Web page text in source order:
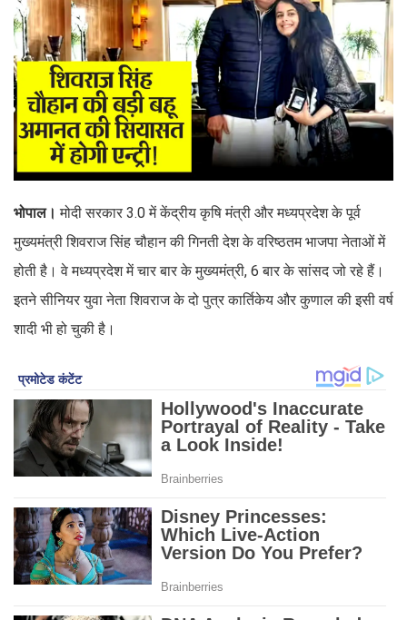
भोपाल।मोदी सरकार 3.0 में केंद्रीय कृषि मंत्री और मध्यप्रदेश के पूर्व
मुख्यमंत्री शिवराज सिंह चौहान की गिनती देश के वरिष्ठतम भाजपा नेताओं में
होती है। वे मध्यप्रदेश में चार बार के मुख्यमंत्री, 6 बार के सांसद जो रहे हैं।
इतने सीनियर युवा नेता शिवराज के दो पुत्र कार्तिकेय और कुणाल की इसी वर्ष
शादी भी हो चुकी है।